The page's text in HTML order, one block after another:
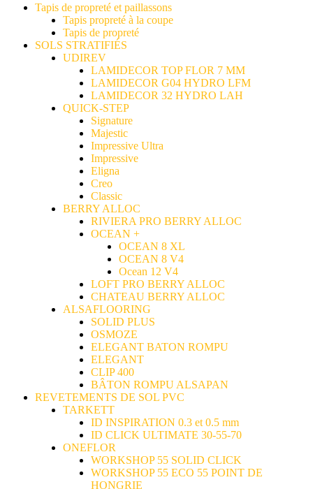
Tapis de propreté et paillassons
Tapis propreté à la coupe
Tapis de propreté
SOLS STRATIFIÉS
UDIREV
LAMIDECOR TOP FLOR 7 MM
LAMIDECOR G04 HYDRO LFM
LAMIDECOR 32 HYDRO LAH
QUICK-STEP
Signature
Majestic
Impressive Ultra
Impressive
Eligna
Creo
Classic
BERRY ALLOC
RIVIERA PRO BERRY ALLOC
OCEAN +
OCEAN 8 XL
OCEAN 8 V4
Ocean 12 V4
LOFT PRO BERRY ALLOC
CHATEAU BERRY ALLOC
ALSAFLOORING
SOLID PLUS
OSMOZE
ELEGANT BATON ROMPU
ELEGANT
CLIP 400
BÂTON ROMPU ALSAPAN
REVETEMENTS DE SOL PVC
TARKETT
ID INSPIRATION 0.3 et 0.5 mm
ID CLICK ULTIMATE 30-55-70
ONEFLOR
WORKSHOP 55 SOLID CLICK
WORKSHOP 55 ECO 55 POINT DE
HONGRIE